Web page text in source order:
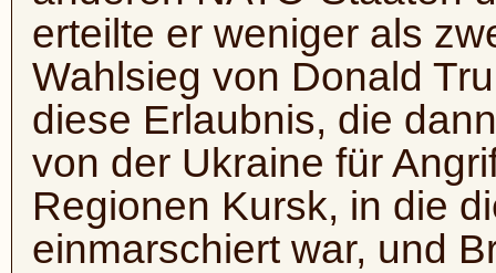
erteilte er weniger als
Wahlsieg von Donald
diese Erlaubnis, die
von der Ukraine für
Regionen Kursk, in die
einmarschiert war, und